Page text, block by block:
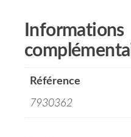
Informations
Référence
7930362